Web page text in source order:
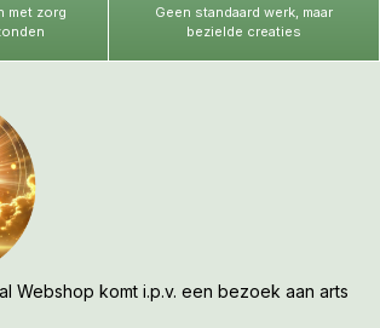
met zorg
Geen standaard werk, maar
bezielde creaties
Webshop komt i.p.v. een bezoek aan arts